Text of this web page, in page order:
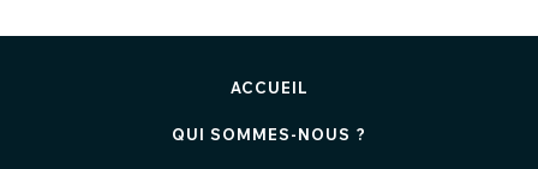
ACCUEIL
QUI SOMMES-NOUS ?